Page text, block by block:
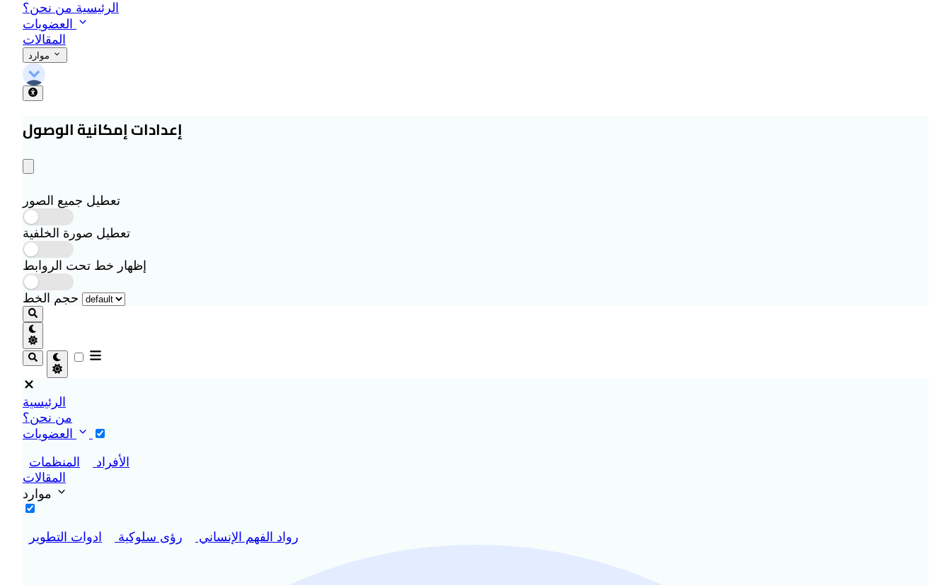
الرئيسية من نحن؟
المقالات
إعدادات إمكانية الوصول
تعطيل جميع الصور
تعطيل صورة الخلفية
إظهار خط تحت الروابط
الرئيسية
من نحن؟
الأفراد
المنظمات
المقالات
رواد الفهم الإنساني رؤى سلوكية ادوات التطوير